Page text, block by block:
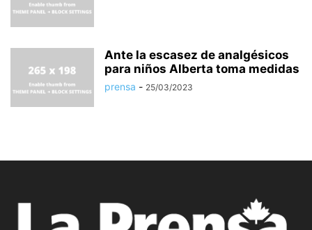
Ante la escasez de analgésicos
para niños Alberta toma medidas
prensa - 25/03/2023